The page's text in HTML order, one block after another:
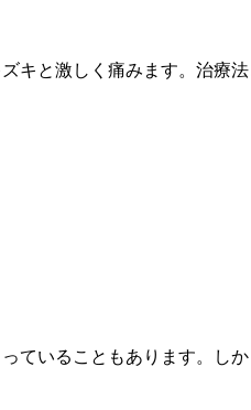
キと激しく痛みます。治療
ていることもあります。し